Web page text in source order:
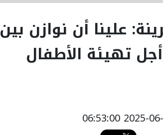
علينا أن نوازن بين
تهيئة الأطفال